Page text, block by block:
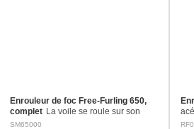
Enrouleur de foc Free-Furling 650,
complet La voile se roule sur son
propre câble (il n'y a pas d'étai) et se
SM65000